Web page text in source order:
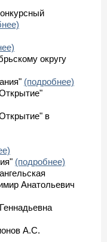
округу
(подробнее)
в
(подробнее)
Анатольевич
А.С.